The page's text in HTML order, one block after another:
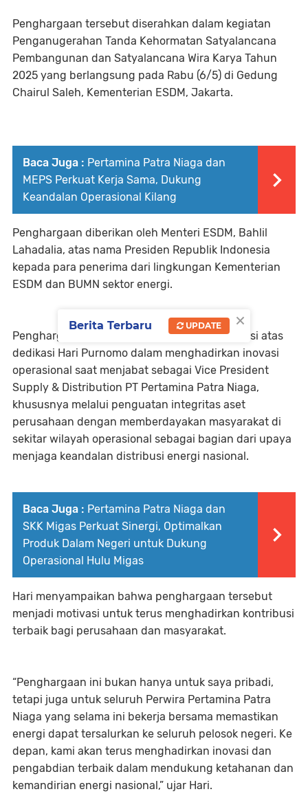
Penghargaan tersebut diserahkan dalam kegiatan
Penganugerahan Tanda Kehormatan Satyalancana
Pembangunan dan Satyalancana Wira Karya Tahun
2025 yang berlangsung pada Rabu (6/5) di Gedung
Chairul Saleh, Kementerian ESDM, Jakarta.
Baca Juga : Pertamina Patra Niaga dan
MEPS Perkuat Kerja Sama, Dukung
Keandalan Operasional Kilang
Penghargaan diberikan oleh Menteri ESDM, Bahlil
Lahadalia, atas nama Presiden Republik Indonesia
kepada para penerima dari lingkungan Kementerian
ESDM dan BUMN sektor energi.
Penghargaan ini turut menjadi bentuk apresiasi atas
dedikasi Hari Purnomo dalam menghadirkan inovasi
operasional saat menjabat sebagai Vice President
Supply & Distribution PT Pertamina Patra Niaga,
khususnya melalui penguatan integritas aset
perusahaan dengan memberdayakan masyarakat di
sekitar wilayah operasional sebagai bagian dari upaya
menjaga keandalan distribusi energi nasional.
Baca Juga : Pertamina Patra Niaga dan
SKK Migas Perkuat Sinergi, Optimalkan
Produk Dalam Negeri untuk Dukung
Operasional Hulu Migas
Hari menyampaikan bahwa penghargaan tersebut
menjadi motivasi untuk terus menghadirkan kontribusi
terbaik bagi perusahaan dan masyarakat.
“Penghargaan ini bukan hanya untuk saya pribadi,
tetapi juga untuk seluruh Perwira Pertamina Patra
Niaga yang selama ini bekerja bersama memastikan
energi dapat tersalurkan ke seluruh pelosok negeri. Ke
depan, kami akan terus menghadirkan inovasi dan
pengabdian terbaik dalam mendukung ketahanan dan
kemandirian energi nasional,” ujar Hari.
×
Berita Terbaru UPDATE